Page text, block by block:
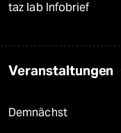
taz lab Infobrief
Veranstaltungen
Demnächst